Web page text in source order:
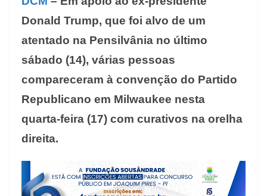
Donald Trump, que foi alvo de um
atentado na Pensilvânia no último
sábado (14), várias pessoas
compareceram à convenção do Partido
Republicano em Milwaukee nesta
quarta-feira (17) com curativos na orelha
direita.